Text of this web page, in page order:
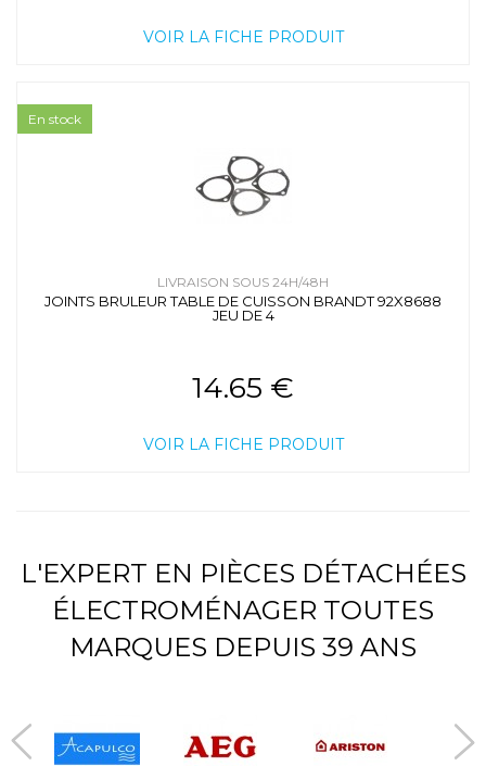
VOIR LA FICHE PRODUIT
LIVRAISON SOUS 24H/48H
JOINTS BRULEUR TABLE DE CUISSON BRANDT 92X8688
JEU DE 4
14.65 €
VOIR LA FICHE PRODUIT
En stock
L'EXPERT EN PIÈCES DÉTACHÉES
ÉLECTROMÉNAGER TOUTES
MARQUES DEPUIS 39 ANS